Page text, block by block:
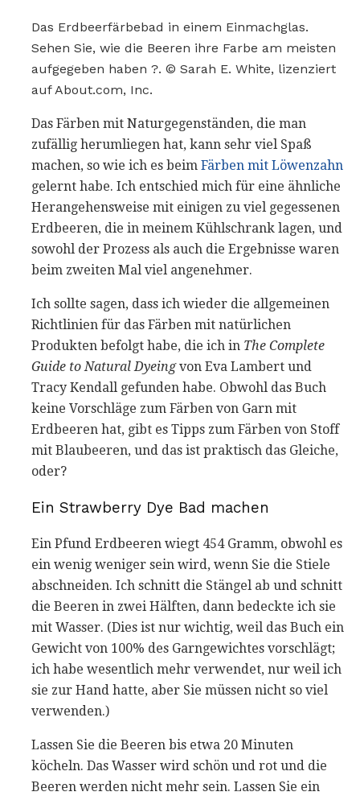
Das Erdbeerfärbebad in einem Einmachglas.
Sehen Sie, wie die Beeren ihre Farbe am meisten
aufgegeben haben ?. © Sarah E. White, lizenziert
auf About.com, Inc.
Das Färben mit Naturgegenständen, die man
zufällig herumliegen hat, kann sehr viel Spaß
machen, so wie ich es beim Färben mit Löwenzahn
gelernt habe. Ich entschied mich für eine ähnliche
Herangehensweise mit einigen zu viel gegessenen
Erdbeeren, die in meinem Kühlschrank lagen, und
sowohl der Prozess als auch die Ergebnisse waren
beim zweiten Mal viel angenehmer.
Ich sollte sagen, dass ich wieder die allgemeinen
Richtlinien für das Färben mit natürlichen
Produkten befolgt habe, die ich in The Complete
Guide to Natural Dyeingvon Eva Lambert und
Tracy Kendall gefunden habe. Obwohl das Buch
keine Vorschläge zum Färben von Garn mit
Erdbeeren hat, gibt es Tipps zum Färben von Stoff
mit Blaubeeren, und das ist praktisch das Gleiche,
oder?
Ein Strawberry Dye Bad machen
Ein Pfund Erdbeeren wiegt 454 Gramm, obwohl es
ein wenig weniger sein wird, wenn Sie die Stiele
abschneiden. Ich schnitt die Stängel ab und schnitt
die Beeren in zwei Hälften, dann bedeckte ich sie
mit Wasser. (Dies ist nur wichtig, weil das Buch ein
Gewicht von 100% des Garngewichtes vorschlägt;
ich habe wesentlich mehr verwendet, nur weil ich
sie zur Hand hatte, aber Sie müssen nicht so viel
verwenden.)
Lassen Sie die Beeren bis etwa 20 Minuten
köcheln. Das Wasser wird schön und rot und die
Beeren werden nicht mehr sein. Lassen Sie ein